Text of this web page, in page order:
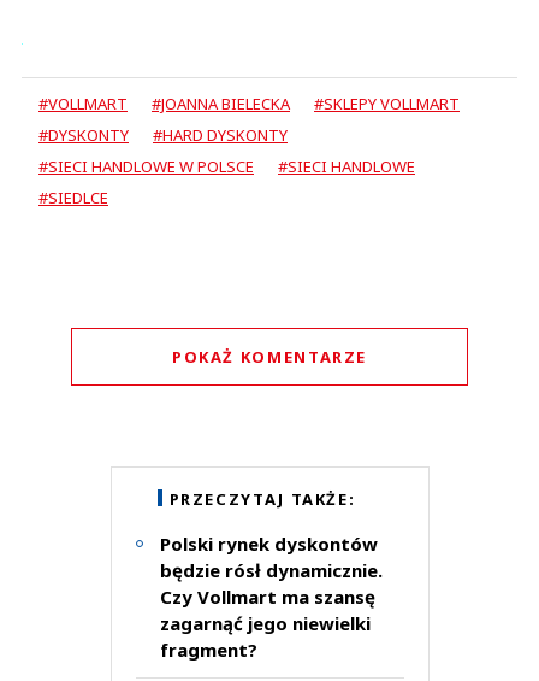
#VOLLMART #JOANNA BIELECKA
#SKLEPY VOLLMART
#DYSKONTY
#HARD DYSKONTY
#SIECI HANDLOWE W POLSCE
#SIECI HANDLOWE
#SIEDLCE
PRZECZYTAJ TAKŻE:
Polski rynek dyskontów
będzie rósł dynamicznie.
Czy Vollmart ma szansę
zagarnąć jego niewielki
fragment?
POKAŻ KOMENTARZE
Hmm hm
19.03.2021 / 11:56
This comment was minimized by the moderator on the site
Takie harddyskonty mają sens pod warunkiem, że oferta produktów jest
bardzo dobra i tańsza od innych sklepów a takie sklepy powinne być duże